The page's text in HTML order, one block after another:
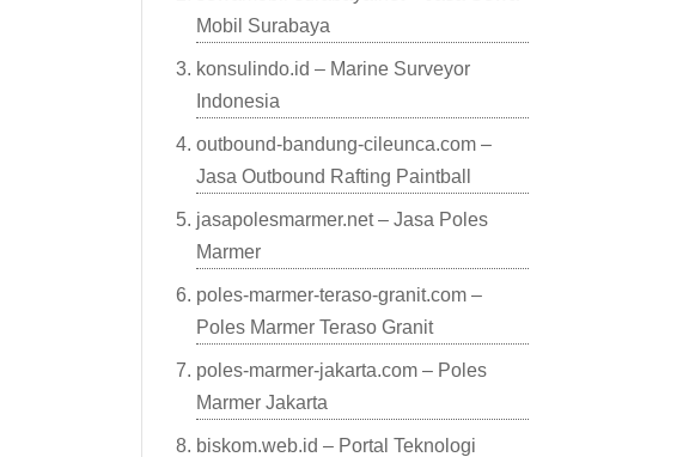
Mobil Surabaya
konsulindo.id – Marine Surveyor
Indonesia
outbound-bandung-cileunca.com –
Jasa Outbound Rafting Paintball
jasapolesmarmer.net – Jasa Poles
Marmer
poles-marmer-teraso-granit.com –
Poles Marmer Teraso Granit
poles-marmer-jakarta.com – Poles
Marmer Jakarta
biskom.web.id – Portal Teknologi